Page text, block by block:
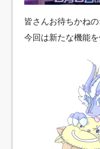
皆さんお待ちかね
今回は新たな機能